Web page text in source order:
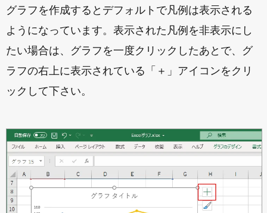
グラフを作成するとデフォルトで凡例は表示される
ようになっています。表示された凡例を非表示にし
たい場合は、グラフを一度クリックしたあとで、グ
ラフの右上に表示されている「＋」アイコンをクリ
ックして下さい。